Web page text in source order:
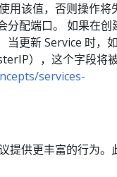
该值，否则操作将
分配端口。 如果在创
当更新 Service 时，
），这个字段将
services-
提供更丰富的行为。